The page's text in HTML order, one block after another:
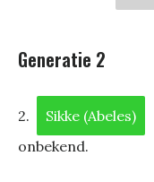
Generatie 2
2. Sikke (Abeles)
onbekend.